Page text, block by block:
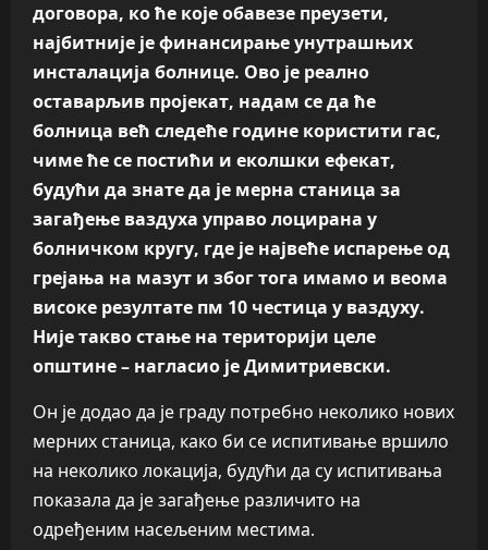
договора, ко ће које обавезе преузети,
најбитније је финансирање унутрашњих
инсталација болнице. Ово је реално
оставарљив пројекат, надам се да ће
болница већ следеће године користити гас,
чиме ће се постићи и еколшки ефекат,
будући да знате да је мерна станица за
загађење ваздуха управо лоцирана у
болничком кругу, где је највеће испарење од
грејања на мазут и због тога имамо и веома
високе резултате пм 10 честица у ваздуху.
Није такво стање на територији целе
општине – нагласио је Димитриевски.
Он је додао да је граду потребно неколико нових
мерних станица, како би се испитивање вршило
на неколико локација, будући да су испитивања
показала да је загађење различито на
одређеним насељеним местима.